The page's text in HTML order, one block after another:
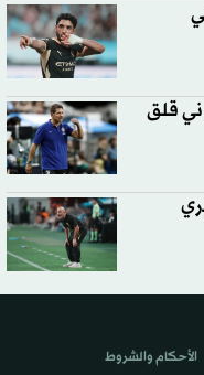
قلق
الأحكام والشروط